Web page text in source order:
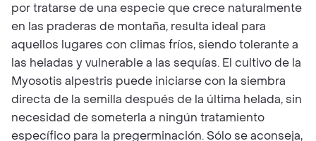
por tratarse de una especie que crece naturalmente
en las praderas de montaña, resulta ideal para
aquellos lugares con climas fríos, siendo tolerante a
las heladas y vulnerable a las sequías. El cultivo de la
Myosotis alpestris puede iniciarse con la siembra
directa de la semilla después de la última helada, sin
necesidad de someterla a ningún tratamiento
específico para la pregerminación. Sólo se aconseja,